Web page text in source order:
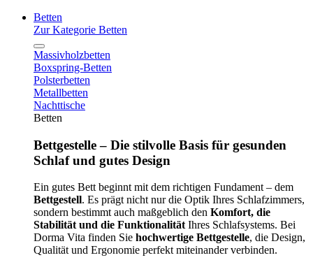
Betten
Zur Kategorie Betten
Massivholzbetten
Boxspring-Betten
Polsterbetten
Metallbetten
Nachttische
Betten
Bettgestelle – Die stilvolle Basis für gesunden
Schlaf und gutes Design
Ein gutes Bett beginnt mit dem richtigen Fundament – dem
Bettgestell. Es prägt nicht nur die Optik Ihres Schlafzimmers,
sondern bestimmt auch maßgeblich den Komfort, die
Stabilität und die Funktionalität Ihres Schlafsystems. Bei
Dorma Vita finden Sie hochwertige Bettgestelle, die Design,
Qualität und Ergonomie perfekt miteinander verbinden.